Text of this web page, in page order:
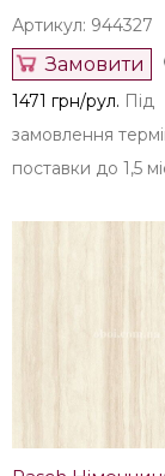
Артикул: 944327
Замовити
1471 грн/рул. Під
замовлення
поставки до 1,5